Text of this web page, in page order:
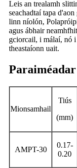
Leis an trealamh
seachadtaí tapa
linn níolón,
agus ábhair
gciorcail, i málaí, nó
theastaíonn uait.
Mionsamhail
Tiús
(mm)
AMPT-30
0.17-
0.20